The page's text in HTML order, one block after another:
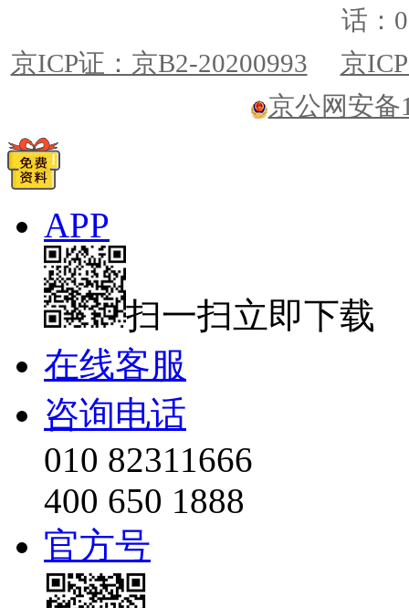
话：
京ICP证：京B2-20200993
京
京公网安备
APP
扫一扫立即下载
在线客服
咨询电话
010 82311666
400 650 1888
官方号